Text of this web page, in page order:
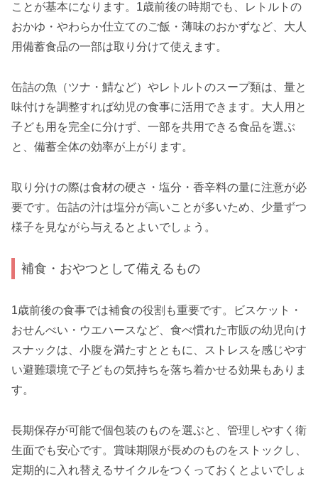
ことが基本になります。1歳前後の時期でも、レトルトの
おかゆ・やわらか仕立てのご飯・薄味のおかずなど、大人
用備蓄食品の一部は取り分けて使えます。
缶詰の魚（ツナ・鯖など）やレトルトのスープ類は、量と
味付けを調整すれば幼児の食事に活用できます。大人用と
子ども用を完全に分けず、一部を共用できる食品を選ぶ
と、備蓄全体の効率が上がります。
取り分けの際は食材の硬さ・塩分・香辛料の量に注意が必
要です。缶詰の汁は塩分が高いことが多いため、少量ずつ
様子を見ながら与えるとよいでしょう。
補食・おやつとして備えるもの
1歳前後の食事では補食の役割も重要です。ビスケット・
おせんべい・ウエハースなど、食べ慣れた市販の幼児向け
スナックは、小腹を満たすとともに、ストレスを感じやす
い避難環境で子どもの気持ちを落ち着かせる効果もありま
す。
長期保存が可能で個包装のものを選ぶと、管理しやすく衛
生面でも安心です。賞味期限が長めのものをストックし、
定期的に入れ替えるサイクルをつくっておくとよいでしょ